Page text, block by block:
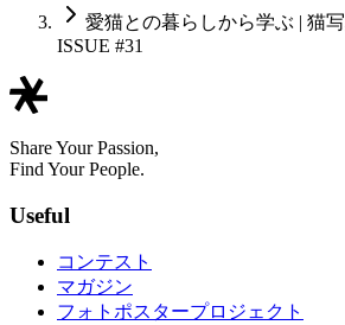
愛猫との暮らしから学ぶ | 猫
ISSUE #31
Share Your Passion,
Find Your People.
Useful
コンテスト
マガジン
フォトポスタープロジェクト